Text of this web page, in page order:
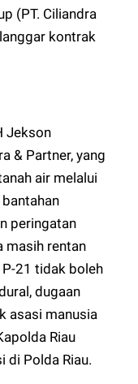
(PT. Ciliandra
kontrak
Jekson
& Partner, yang
air melalui
peringatan
masih rentan
21 tidak boleh
dugaan
asasi manusia
Riau
di Polda Riau.